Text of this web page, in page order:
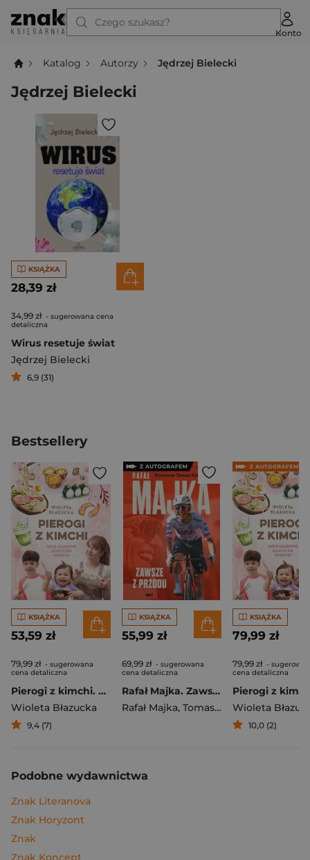
Czego szukasz?
Konto
Katalog Autorzy Jędrzej Bielecki
Jędrzej Bielecki
KSIĄŻKA
28,39 zł
34,99 zł - sugerowana cena
detaliczna
Wirus resetuje świat
Jędrzej Bielecki
6,9 (31)
Bestsellery
KSIĄŻKA
53,59 zł
79,99 zł - sugerowana
cena detaliczna
Pierogi z kimchi. Moje ulubione azjatyckie przepisy
Wioleta Błazucka
9,4 (7)
KSIĄŻKA
55,99 zł
69,99 zł - sugerowana
cena detaliczna
Rafał Majka. Zawsze z przodu. Rozmawia Tomasz Kalemba - książka z autografem
Rafał Majka, Tomasz Kalemba
KSIĄŻKA
79,99 zł
79,99 zł -
cena detaliczna
Wioleta
10,0 (2)
Podobne wydawnictwa
Znak Literanova
Znak Horyzont
Znak
Znak Koncept